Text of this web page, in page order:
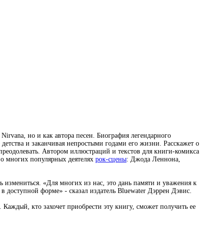
но и как автора песен. Биография легендарного
и заканчивая непростыми годами его жизни. Расскажет о
Автором иллюстраций и текстов для книги-комикса
популярных деятелях рок-сцены: Джода Леннона,
измениться. «Для многих из нас, это дань памяти и уважения к
доступной форме» - сказал издатель Bluewater Дэррен Дэвис.
кто захочет приобрести эту книгу, сможет получить ее